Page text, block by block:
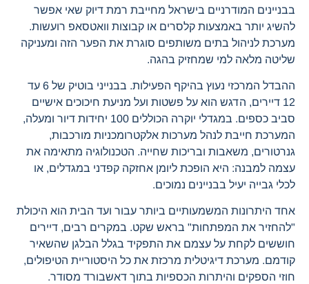
בבניינים המודרניים בישראל מחייבת רמת דיוק שאי אפשר
להשיג יותר באמצעות קלסרים או קבוצות וואטסאפ רועשות.
מערכת לניהול בתים משותפים סוגרת את הפער הזה ומעניקה
שליטה מלאה למי שמחזיק בהגה.
ההבדל המרכזי נעוץ בהיקף הפעילות. בבנייני בוטיק של 6 עד
12 דיירים, הדגש הוא על פשטות ועל מניעת חיכוכים אישיים
סביב כספים. במגדלי יוקרה הכוללים 100 יחידות דיור ומעלה,
המערכת חייבת לנהל מערכות אלקטרומכניות מורכבות,
גנרטורים, משאבות ובריכות שחייה. הטכנולוגיה מתאימה את
עצמה למבנה: היא הופכת ליומן אחזקה קפדני במגדלים, או
לכלי גבייה יעיל בבניינים נמוכים.
אחד היתרונות המשמעותיים ביותר עבור ועד הבית הוא היכולת
"להחזיר את המפתחות" בראש שקט. במקרים רבים, דיירים
חוששים לקחת על עצמם את התפקיד בגלל הבלגן שהשאיר
קודמם. מערכת דיגיטלית מרכזת את כל היסטוריית הטיפולים,
חוזי הספקים והיתרות הכספיות בתוך דאשבורד מסודר.